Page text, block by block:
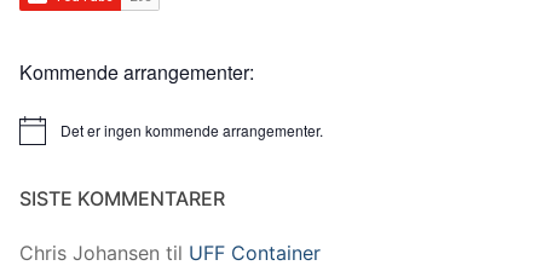
Kommende arrangementer:
MerknadDet er ingen kommende arrangementer.
SISTE KOMMENTARER
Chris Johansen til UFF Container